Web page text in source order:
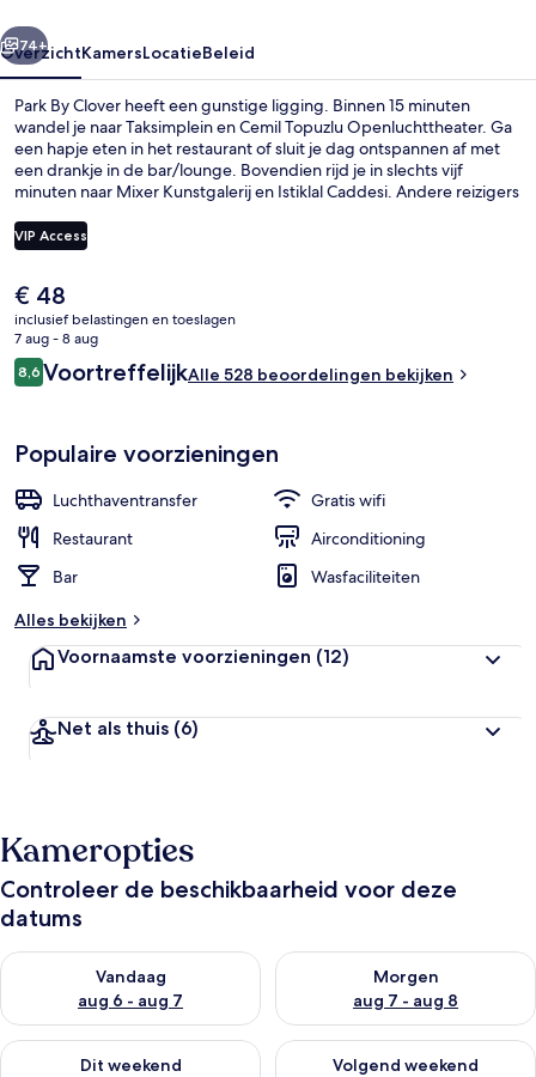
Volgende
74+
OverzichtKamersLocatieBeleid
Park By Clover heeft een gunstige ligging. Binnen 15 minuten
wandel je naar Taksimplein en Cemil Topuzlu Openluchttheater. Ga
een hapje eten in het restaurant of sluit je dag ontspannen af met
een drankje in de bar/lounge. Bovendien rijd je in slechts vijf
minuten naar Mixer Kunstgalerij en Istiklal Caddesi. Andere reizigers
de accommodatie. De accommodatie ligt op korte loopafstand van
het openbaar vervoer: in 10 minuten loop je naar Station Osmanbey.
VIP Access
De
huidige
prijs
is
€ 48
€ 48
inclusief belastingen en toeslagen
7 aug - 8 aug
Beoordelingen
8,68,6 op 10 –
VoortreffelijkAlle 528 beoordelingen bekijken
Populaire voorzieningen
Luchthaventransfer
Gratis wifi
Restaurant
Airconditioning
Bar
Wasfaciliteiten
Alles bekijken
Voornaamste voorzieningen (12)
Net als thuis (6)
Kameropties
Controleer de beschikbaarheid voor deze
datums
Vandaag
aug 6 - aug 7
De beschikbaarheid controleren voor vanavond aug 6 - aug 7
Morgen
aug 7 - aug 8
De beschikbaarheid
Dit weekend
De beschikbaarheid controleren voor dit weekend aug 7 -
Volgend weekend
De beschikbaarheid